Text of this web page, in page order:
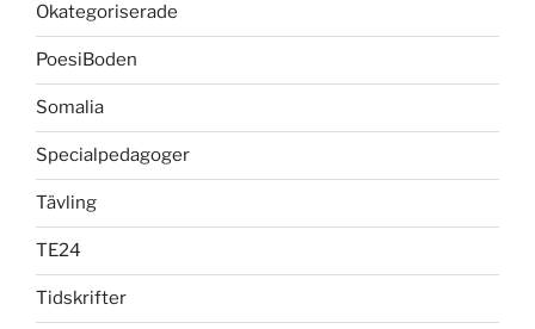
Okategoriserade
PoesiBoden
Somalia
Specialpedagoger
Tävling
TE24
Tidskrifter